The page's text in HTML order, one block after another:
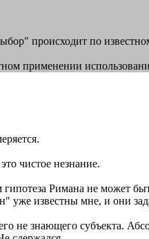
происходит по
применении
чистое незнание.
Римана не может
известны мне, и они
не знающего субъекта.